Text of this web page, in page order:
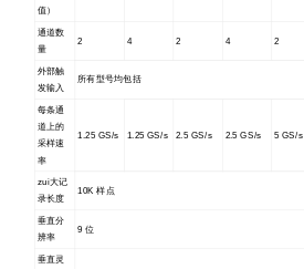
值）
通道数
量
2 4 2 4 2
外部触
发输入
所有型号均包括
每条通
道上的
采样速
率
1.25 GS/s 1.25 GS/s 2.5 GS/s 2.5 GS/s 5 GS/s
zui大记
录长度
10K样点
垂直分
辨率
9位
垂直灵